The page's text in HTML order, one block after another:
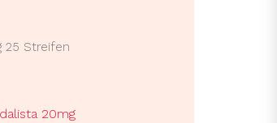
25 Streifen
20mg